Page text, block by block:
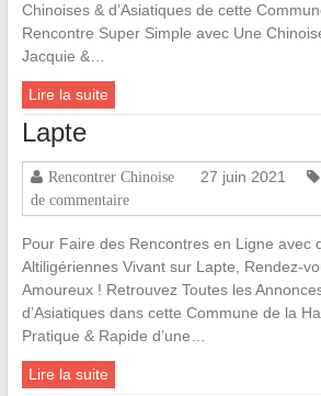
Chinoises & d’Asiatiques de cette
Rencontre Super Simple avec Une
Jacquie &…
Lire la suite
Lapte
Rencontrer Chinoise 27 juin 2021
de commentaire
Pour Faire des Rencontres en Ligne avec
Altiligériennes Vivant sur Lapte, Rendez-
Amoureux ! Retrouvez Toutes les
d’Asiatiques dans cette Commune de la
Pratique & Rapide d’une…
Lire la suite